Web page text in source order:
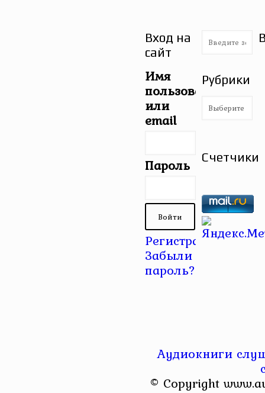
Вход на
сайт
Имя
пользователя
или
email
Пароль
Регистрация |
Забыли
пароль?
Рубрики
Рубрики
Счетчики
Аудиокниги
© Copyright